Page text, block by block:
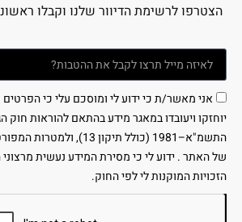
הצטרפו לרשימת הדיוור שלנו וקבלו
אני מאשר/ת כי ידוע לי ומוסכם עלי כי
יוחזקו ויעובדו במאגר מידע בהתאם להוראות חוק
התשמ"א–1981 (כולל תיקון
של האתר . ידוע לי כי מסירת המידע נעשית מרצוני
הזכויות המוקנות לי לפי החוק.